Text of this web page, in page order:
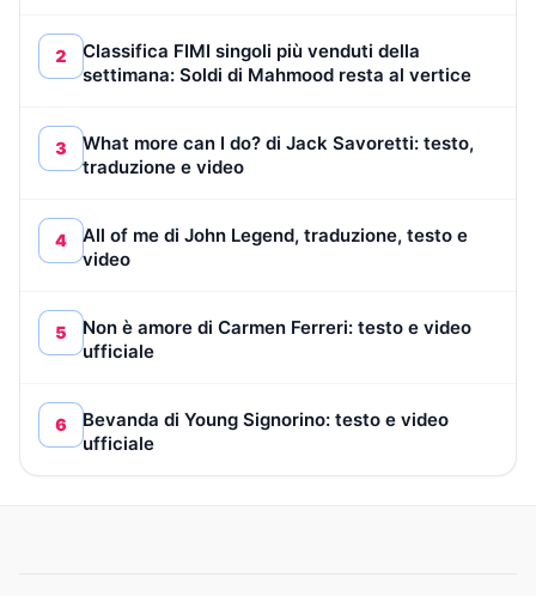
2
Classifica FIMI singoli più venduti della
settimana: Soldi di Mahmood resta al vertice
3
What more can I do? di Jack Savoretti: testo,
traduzione e video
4
All of me di John Legend, traduzione, testo e
video
5
Non è amore di Carmen Ferreri: testo e video
ufficiale
6
Bevanda di Young Signorino: testo e video
ufficiale